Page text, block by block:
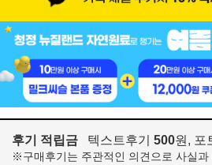
후기 적립금 텍스트후기 500원, 포
※구매후기는 주관적인 의견으로 사실